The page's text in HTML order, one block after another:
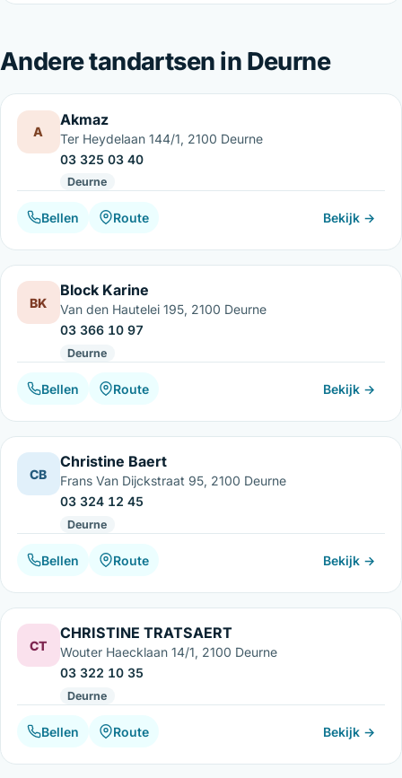
Andere tandartsen in Deurne
A
Akmaz
Ter Heydelaan 144/1, 2100 Deurne
03 325 03 40
Deurne
Bellen Route Bekijk →
BK
Block Karine
Van den Hautelei 195, 2100 Deurne
03 366 10 97
Deurne
Bellen Route Bekijk →
CB
Christine Baert
Frans Van Dijckstraat 95, 2100 Deurne
03 324 12 45
Deurne
Bellen Route Bekijk →
CT
CHRISTINE TRATSAERT
Wouter Haecklaan 14/1, 2100 Deurne
03 322 10 35
Deurne
Bellen Route Bekijk →